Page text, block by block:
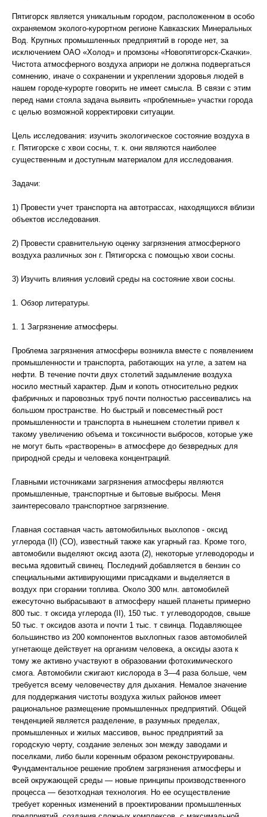
Пятигорск является уникальным городом, расположенном в особо
охраняемом эколого-курортном регионе Кавказских Минеральных
Вод. Крупных промышленных предприятий в городе нет, за
исключением ОАО «Холод» и промзоны «Новопятигорск-Скачки».
Чистота атмосферного воздуха априори не должна подвергаться
сомнению, иначе о сохранении и укреплении здоровья людей в
нашем городе-курорте говорить не имеет смысла. В связи с этим
перед нами стояла задача выявить «проблемные» участки города
с целью возможной корректировки ситуации.
Цель исследования: изучить экологическое состояние воздуха в
г. Пятигорске с хвои сосны, т. к. они являются наиболее
существенным и доступным материалом для исследования.
Задачи:
1) Провести учет транспорта на автотрассах, находящихся вблизи
объектов исследования.
2) Провести сравнительную оценку загрязнения атмосферного
воздуха различных зон г. Пятигорска с помощью хвои сосны.
3) Изучить влияния условий среды на состояние хвои сосны.
1. Обзор литературы.
1. 1 Загрязнение атмосферы.
Проблема загрязнения атмосферы возникла вместе с появлением
промышленности и транспорта, работающих на угле, а затем на
нефти. В течение почти двух столетий задымление воздуха
носило местный характер. Дым и копоть относительно редких
фабричных и паровозных труб почти полностью рассеивались на
большом пространстве. Но быстрый и повсеместный рост
промышленности и транспорта в нынешнем столетии привел к
такому увеличению объема и токсичности выбросов, которые уже
не могут быть «растворены» в атмосфере до безвредных для
природной среды и человека концентраций.
Главными источниками загрязнения атмосферы являются
промышленные, транспортные и бытовые выбросы. Меня
заинтересовало транспортное загрязнение.
Главная составная часть автомобильных выхлопов - оксид
углерода (II) (СО), известный также как угарный газ. Кроме того,
автомобили выделяют оксид азота (2), некоторые углеводороды и
весьма ядовитый свинец. Последний добавляется в бензин со
специальными активирующими присадками и выделяется в
воздух при сгорании топлива. Около 300 млн. автомобилей
ежесуточно выбрасывают в атмосферу нашей планеты примерно
800 тыс. т оксида углерода (II), 150 тыс. т углеводородов, свыше
50 тыс. т оксидов азота и почти 1 тыс. т свинца. Подавляющее
большинство из 200 компонентов выхлопных газов автомобилей
угнетающе действует на организм человека, а оксиды азота к
тому же активно участвуют в образовании фотохимического
смога. Автомобили сжигают кислорода в 3—4 раза больше, чем
требуется всему человечеству для дыхания. Немалое значение
для поддержания чистоты воздуха жилых районов имеет
рациональное размещение промышленных предприятий. Общей
тенденцией является разделение, в разумных пределах,
промышленных и жилых массивов, вынос предприятий за
городскую черту, создание зеленых зон между заводами и
поселками, либо были коренным образом реконструированы.
Фундаментальное решение проблем загрязнения атмосферы и
всей окружающей среды — новые принципы производственного
процесса — безотходная технология. Но ее осуществление
требует коренных изменений в проектировании промышленных